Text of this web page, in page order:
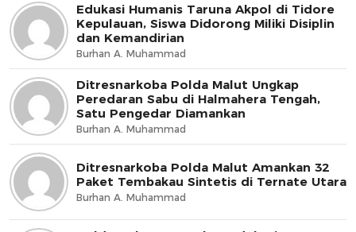
Edukasi Humanis Taruna Akpol di Tidore
Kepulauan, Siswa Didorong Miliki Disiplin
dan Kemandirian
Burhan A. Muhammad
Ditresnarkoba Polda Malut Ungkap
Peredaran Sabu di Halmahera Tengah,
Satu Pengedar Diamankan
Burhan A. Muhammad
Ditresnarkoba Polda Malut Amankan 32
Paket Tembakau Sintetis di Ternate Utara
Burhan A. Muhammad